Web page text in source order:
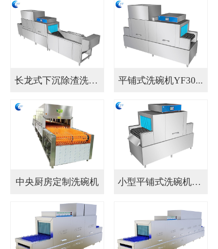
长龙式下沉除渣洗碗机... 平铺式洗碗机YF30...
中央厨房定制洗碗机 小型平铺式洗碗机YF...